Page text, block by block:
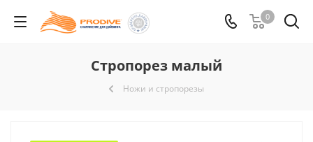
0
Стропорез малый
Ножи и стропорезы